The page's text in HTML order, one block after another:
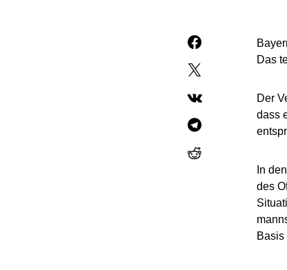
Das
Der
dass
In
des
Basis